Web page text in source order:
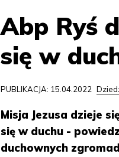
Abp Ryś
się w
PUBLIKACJA: 15.04.2022
Misja Jezusa dzieje
się w duchu -
duchownych